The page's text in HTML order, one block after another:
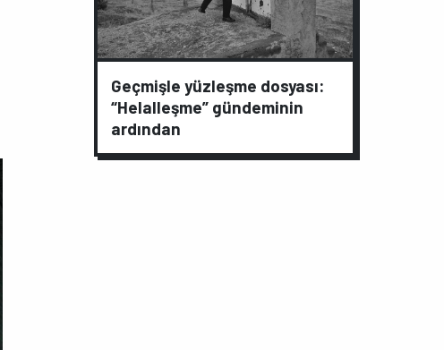
Geçmişle yüzleşme dosyası:
“Helalleşme” gündeminin
ardından